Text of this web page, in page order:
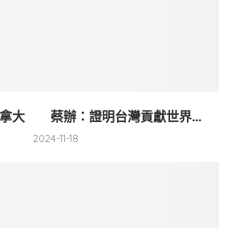
拿大 蔡辦：證明台灣貢獻世界...
2024-11-18